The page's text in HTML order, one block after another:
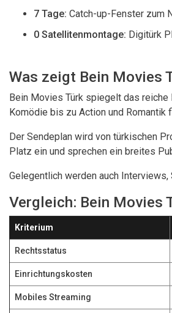
7 Tage: Catch-up-Fenster zum
0 Satellitenmontage: Digitürk
Was zeigt Bein Movies
Bein Movies Türk spiegelt das
Komödie bis zu Action und Romantik
Der Sendeplan wird von türkischen
Platz ein und sprechen ein breites
Gelegentlich werden auch
Vergleich: Bein Movies
Kriterium
Rechtsstatus
Einrichtungskosten
Mobiles Streaming